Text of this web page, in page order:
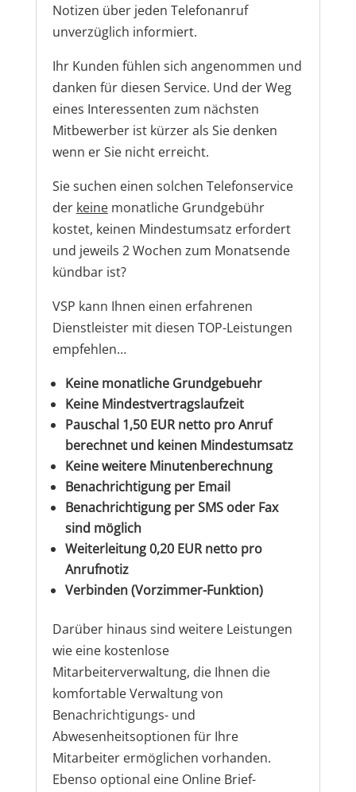
Notizen über jeden Telefonanruf
unverzüglich informiert.
Ihr Kunden fühlen sich angenommen und
danken für diesen Service. Und der Weg
eines Interessenten zum nächsten
Mitbewerber ist kürzer als Sie denken
wenn er Sie nicht erreicht.
Sie suchen einen solchen Telefonservice
der keinemonatliche Grundgebühr
kostet, keinen Mindestumsatz erfordert
und jeweils 2 Wochen zum Monatsende
kündbar ist?
VSP kann Ihnen einen erfahrenen
Dienstleister mit diesen TOP-Leistungen
empfehlen…
Keine monatliche Grundgebuehr
Keine Mindestvertragslaufzeit
Pauschal 1,50 EUR netto pro Anruf
berechnet und keinen Mindestumsatz
Keine weitere Minutenberechnung
Benachrichtigung per Email
Benachrichtigung per SMS oder Fax
sind möglich
Weiterleitung 0,20 EUR netto pro
Anrufnotiz
Verbinden (Vorzimmer-Funktion)
Darüber hinaus sind weitere Leistungen
wie eine kostenlose
Mitarbeiterverwaltung, die Ihnen die
komfortable Verwaltung von
Benachrichtigungs- und
Abwesenheitsoptionen für Ihre
Mitarbeiter ermöglichen vorhanden.
Ebenso optional eine Online Brief-